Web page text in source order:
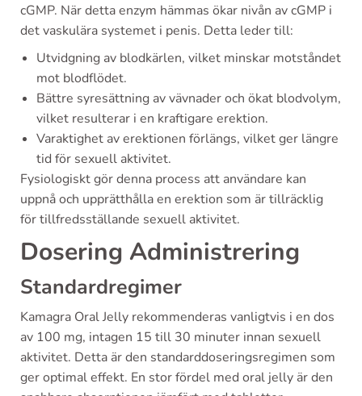
cGMP. När detta enzym hämmas ökar nivån av cGMP i
det vaskulära systemet i penis. Detta leder till:
Utvidgning av blodkärlen, vilket minskar motståndet
mot blodflödet.
Bättre syresättning av vävnader och ökat blodvolym,
vilket resulterar i en kraftigare erektion.
Varaktighet av erektionen förlängs, vilket ger längre
tid för sexuell aktivitet.
Fysiologiskt gör denna process att användare kan
uppnå och upprätthålla en erektion som är tillräcklig
för tillfredsställande sexuell aktivitet.
Dosering Administrering
Standardregimer
Kamagra Oral Jelly rekommenderas vanligtvis i en dos
av 100 mg, intagen 15 till 30 minuter innan sexuell
aktivitet. Detta är den standarddoseringsregimen som
ger optimal effekt. En stor fördel med oral jelly är den